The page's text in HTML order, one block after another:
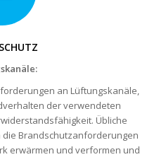
an Lüftungskanäle,
der verwendeten
Übliche
Brandschutzanforderungen
erwärmen und verformen und